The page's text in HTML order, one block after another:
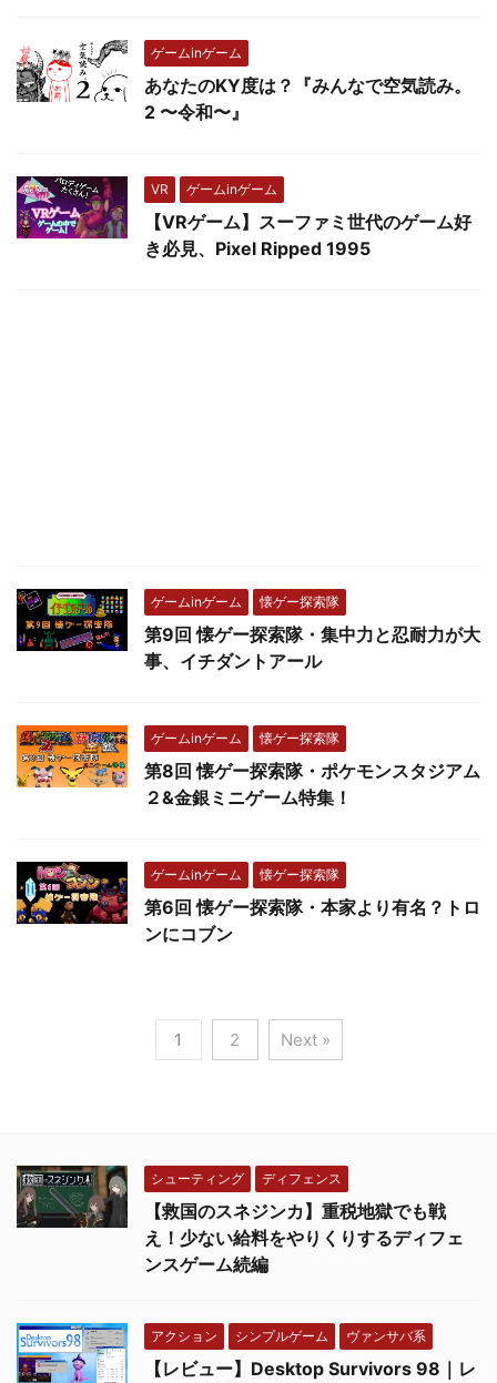
ゲームinゲーム
あなたのKY度は？『みんなで空気読み。
2 〜令和〜』
VR ゲームinゲーム
【VRゲーム】スーファミ世代のゲーム好
き必見、Pixel Ripped 1995
ゲームinゲーム 懐ゲー探索隊
第9回 懐ゲー探索隊・集中力と忍耐力が大
事、イチダントアール
ゲームinゲーム 懐ゲー探索隊
第8回 懐ゲー探索隊・ポケモンスタジアム
２&金銀ミニゲーム特集！
ゲームinゲーム 懐ゲー探索隊
第6回 懐ゲー探索隊・本家より有名？トロ
ンにコブン
1 2 Next »
シューティング ディフェンス
【救国のスネジンカ】重税地獄でも戦
え！少ない給料をやりくりするディフェ
ンスゲーム続編
アクション シンプルゲーム ヴァンサバ系
【レビュー】Desktop Survivors 98｜レ